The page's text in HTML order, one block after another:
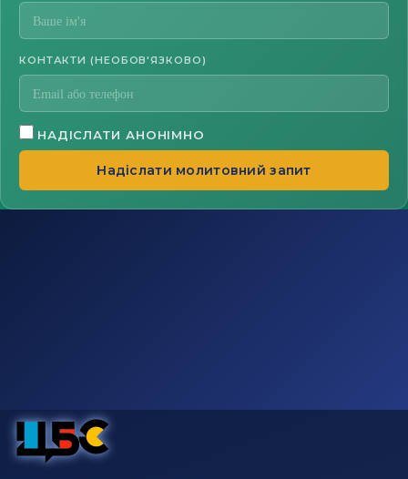
КОНТАКТИ (НЕОБОВ'ЯЗКОВО)
НАДІСЛАТИ АНОНІМНО
Надіслати молитовний запит